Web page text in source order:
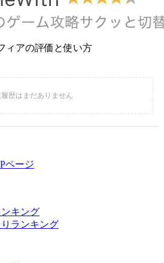
ィアの評価と使い方
ページ
キング
ランキング